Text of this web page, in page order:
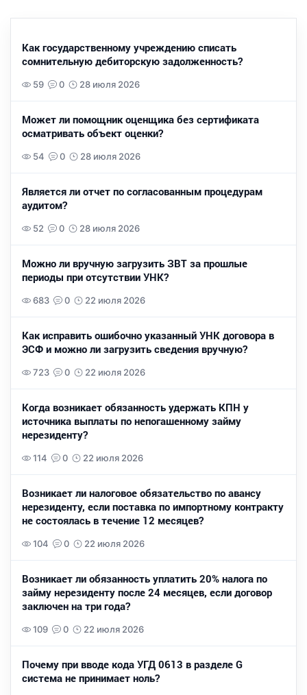
Как государственному учреждению списать
сомнительную дебиторскую задолженность?
59 0 28 июля 2026
Может ли помощник оценщика без сертификата
осматривать объект оценки?
54 0 28 июля 2026
Является ли отчет по согласованным процедурам
аудитом?
52 0 28 июля 2026
Можно ли вручную загрузить ЗВТ за прошлые
периоды при отсутствии УНК?
683 0 22 июля 2026
Как исправить ошибочно указанный УНК договора в
ЭСФ и можно ли загрузить сведения вручную?
723 0 22 июля 2026
Когда возникает обязанность удержать КПН у
источника выплаты по непогашенному займу
нерезиденту?
114 0 22 июля 2026
Возникает ли налоговое обязательство по авансу
нерезиденту, если поставка по импортному контракту
не состоялась в течение 12 месяцев?
104 0 22 июля 2026
Возникает ли обязанность уплатить 20% налога по
займу нерезиденту после 24 месяцев, если договор
заключен на три года?
109 0 22 июля 2026
Почему при вводе кода УГД 0613 в разделе G
система не принимает ноль?